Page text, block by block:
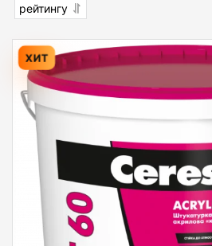
рейтингу
ХИТ